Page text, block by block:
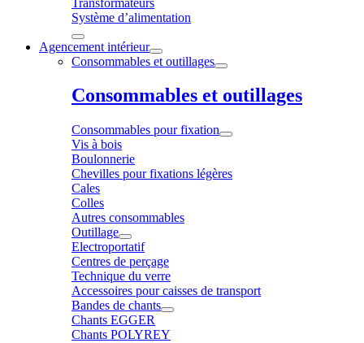
Système d’alimentation
Agencement intérieur
Consommables et outillages
Consommables et outillages
Consommables pour fixation
Vis à bois
Boulonnerie
Chevilles pour fixations légères
Cales
Colles
Autres consommables
Outillage
Electroportatif
Centres de perçage
Technique du verre
Accessoires pour caisses de transport
Bandes de chants
Chants EGGER
Chants POLYREY